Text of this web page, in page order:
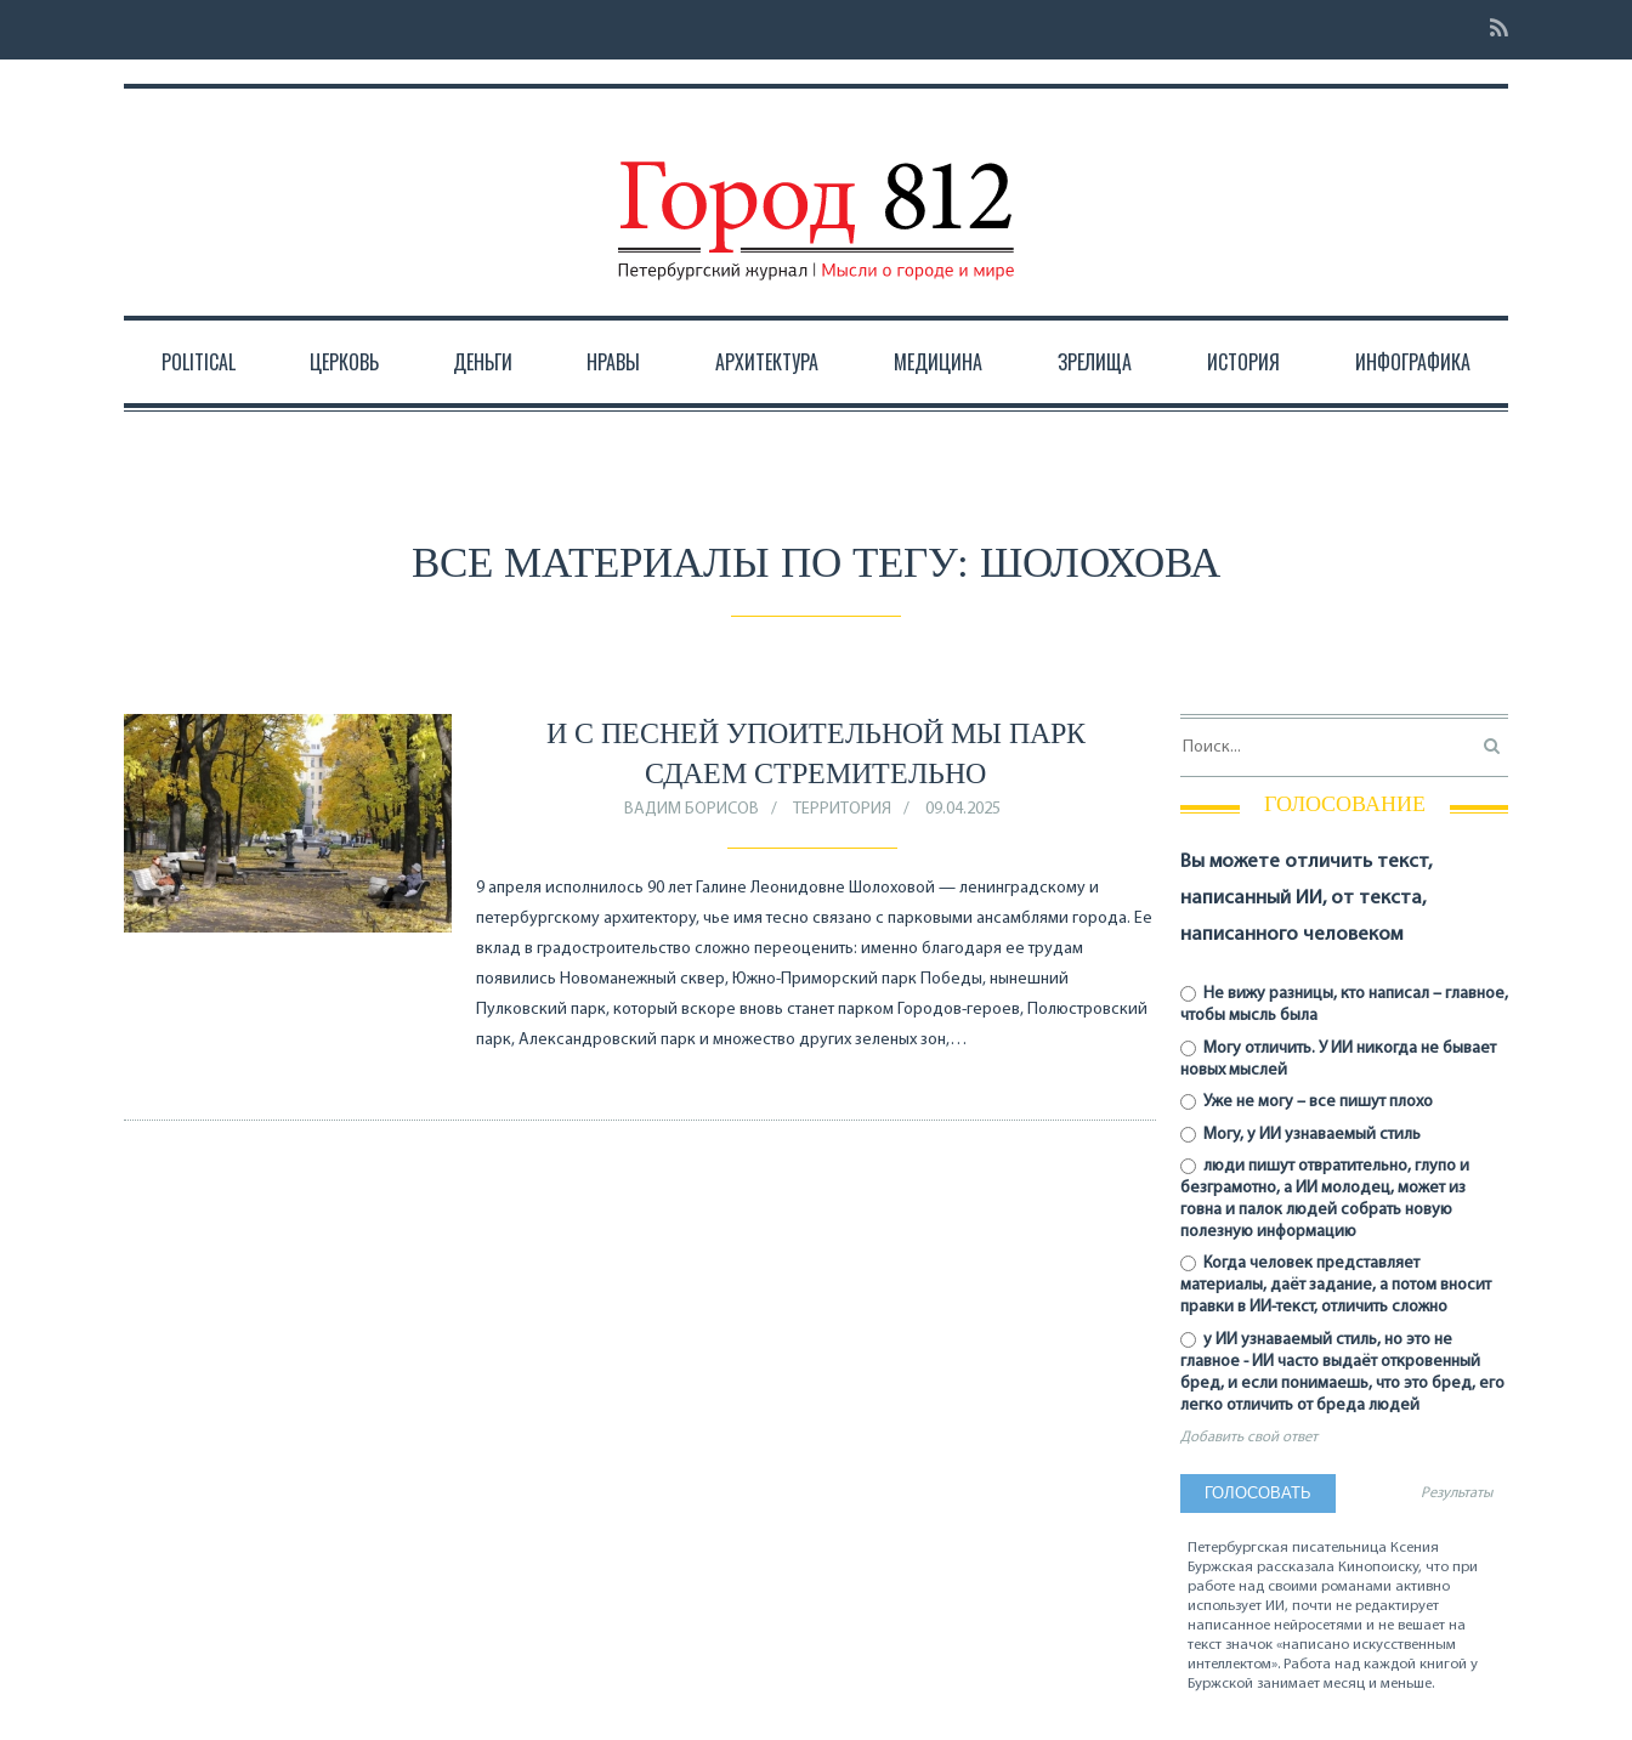
POLITICAL ЦЕРКОВЬ ДЕНЬГИ НРАВЫ АРХИТЕКТУРА МЕДИЦИНА ЗРЕЛИЩА ИСТОРИЯ ИНФОГРАФИКА
ВСЕ МАТЕРИАЛЫ ПО ТЕГУ: ШОЛОХОВА
И С ПЕСНЕЙ УПОИТЕЛЬНОЙ МЫ ПАРК
СДАЕМ СТРЕМИТЕЛЬНО
ВАДИМ БОРИСОВ ТЕРРИТОРИЯ 09.04.2025
9 апреля исполнилось 90 лет Галине Леонидовне Шолоховой — ленинградскому и
петербургскому архитектору, чье имя тесно связано с парковыми ансамблями города. Ее
вклад в градостроительство сложно переоценить: именно благодаря ее трудам
появились Новоманежный сквер, Южно-Приморский парк Победы, нынешний
Пулковский парк, который вскоре вновь станет парком Городов-героев, Полюстровский
парк, Александровский парк и множество других зеленых зон,…
ГОЛОСОВАНИЕ
Вы можете отличить текст,
написанный ИИ, от текста,
написанного человеком
Не вижу разницы, кто написал – главное,
чтобы мысль была
Могу отличить. У ИИ никогда не бывает
новых мыслей
Уже не могу – все пишут плохо
Могу, у ИИ узнаваемый стиль
люди пишут отвратительно, глупо и
безграмотно, а ИИ молодец, может из
говна и палок людей собрать новую
полезную информацию
Когда человек представляет
материалы, даёт задание, а потом вносит
правки в ИИ-текст, отличить сложно
у ИИ узнаваемый стиль, но это не
главное - ИИ часто выдаёт откровенный
бред, и если понимаешь, что это бред, его
легко отличить от бреда людей
Добавить свой ответ
Результаты
Петербургская писательница Ксения
Буржская рассказала Кинопоиску, что при
работе над своими романами активно
использует ИИ, почти не редактирует
написанное нейросетями и не вешает на
текст значок «написано искусственным
интеллектом». Работа над каждой книгой у
Буржской занимает месяц и меньше.